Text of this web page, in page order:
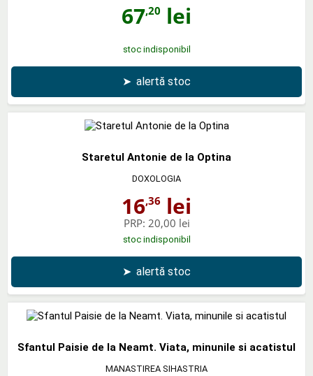
67,20 lei
stoc indisponibil
➤ alertă stoc
Staretul Antonie de la Optina
DOXOLOGIA
16,36 lei
PRP: 20,00 lei
stoc indisponibil
➤ alertă stoc
Sfantul Paisie de la Neamt. Viata, minunile si acatistul
MANASTIREA SIHASTRIA